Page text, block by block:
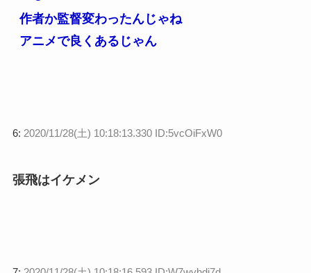
作者か監督変わったんじゃね
アニメで良くあるじゃん
6: 2020/11/28(土) 10:18:13.330 ID:5vcOiFxW0
張飛はイケメン